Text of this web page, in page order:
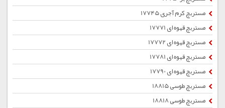
مستربچ کرم آجری 17745
مستربچ قهوه ای 17771
مستربچ قهوه ای 17772
مستربچ قهوه ای 17781
مستربچ قهوه ای 17790
مستربچ طوسی 18815
مستربچ طوسی 18818